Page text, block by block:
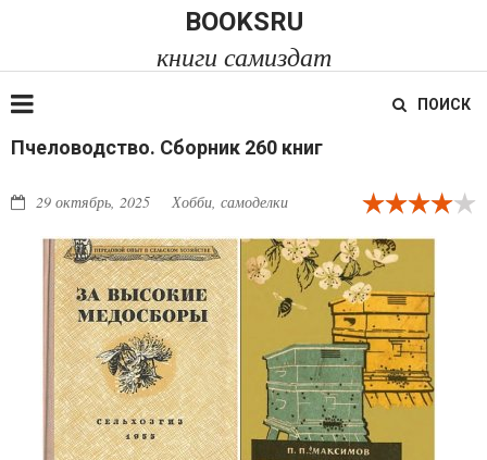
BOOKSRU
книги самиздат
ПОИСК
Пчеловодство. Сборник 260 книг
29 октябрь, 2025 Хобби, самоделки